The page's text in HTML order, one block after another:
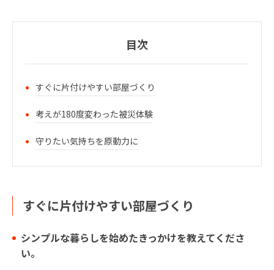
目次
すぐに片付けやすい部屋づくり
考えが180度変わった被災体験
守りたい気持ちを原動力に
すぐに片付けやすい部屋づくり
シンプルな暮らしを始めたきっかけを教えてくださ
い。